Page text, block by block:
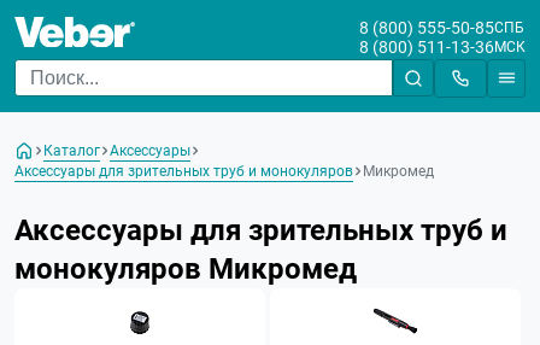
8 (800) 555-50-85СПБ
8 (800) 511-13-36МСК
Каталог Аксессуары
Аксессуары для зрительных труб и монокуляров
Микромед
Аксессуары для зрительных труб и
монокуляров Микромед
Цена
От
Бренд
Veber
GreenBean